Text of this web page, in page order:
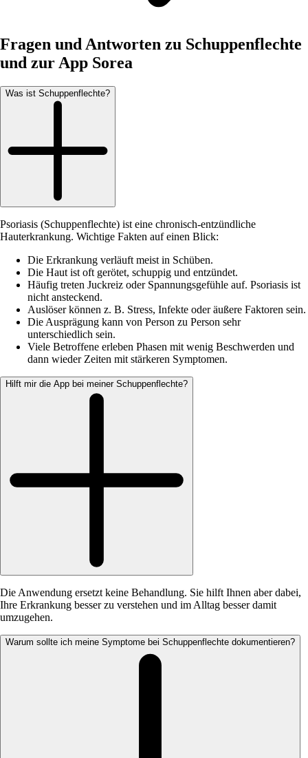
Fragen und Antworten zu Schuppenflechte
und zur App Sorea
Was ist Schuppenflechte?
Psoriasis (Schuppenflechte) ist eine chronisch-entzündliche
Hauterkrankung. Wichtige Fakten auf einen Blick:
Die Erkrankung verläuft meist in Schüben.
Die Haut ist oft gerötet, schuppig und entzündet.
Häufig treten Juckreiz oder Spannungsgefühle auf. Psoriasis ist
nicht ansteckend.
Auslöser können z. B. Stress, Infekte oder äußere Faktoren sein.
Die Ausprägung kann von Person zu Person sehr
unterschiedlich sein.
Viele Betroffene erleben Phasen mit wenig Beschwerden und
dann wieder Zeiten mit stärkeren Symptomen.
Hilft mir die App bei meiner Schuppenflechte?
Die Anwendung ersetzt keine Behandlung. Sie hilft Ihnen aber dabei,
Ihre Erkrankung besser zu verstehen und im Alltag besser damit
umzugehen.
Warum sollte ich meine Symptome bei Schuppenflechte dokumentieren?